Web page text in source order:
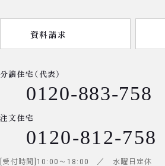
資料請求
分譲住宅（代表）
0120-883-758
注文住宅
0120-812-758
受付時間 10:00 ～ 18:00 ／ 水曜日定休